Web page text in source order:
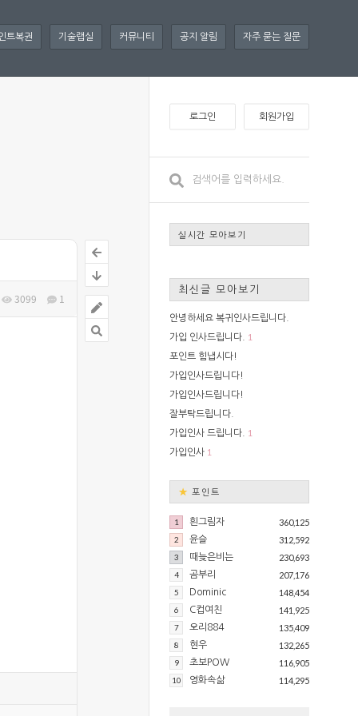
트복권 기술랩실 커뮤니티 공지 알림 자주 묻는 질문
3099 1
로그인 회원가입
실시간 모아보기
최신글 모아보기
안녕하세요 복귀인사드립니다.
가입 인사드립니다.
1
포인트 힘냅시다!
가입인사드립니다!
가입인사드립니다!
잘부탁드립니다.
가입인사 드립니다.
1
가입인사 1
★ 포인트
1 흰그림자 360,125
2 윤슬 312,592
3 때늦은비는 230,693
4 곰부리 207,176
5 Dominic 148,454
6 C컵여친 141,925
7 오리884 135,409
8 현우 132,265
9 초보POW 116,905
10 영화속삶 114,295